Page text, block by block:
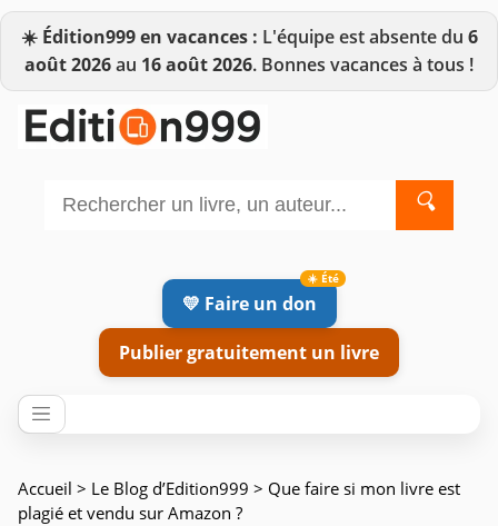
☀️ Édition999 en vacances : L'équipe est absente du 6
août 2026au 16 août 2026. Bonnes vacances à tous !
🔍
💛 Faire un don
Publier gratuitement un livre
Accueil > Le Blog d’Edition999 > Que faire si mon livre est
plagié et vendu sur Amazon ?